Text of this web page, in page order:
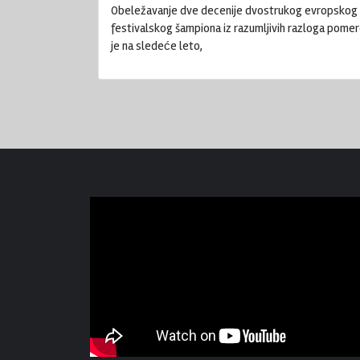
Obeležavanje dve decenije dvostrukog evropskog
festivalskog šampiona iz razumljivih razloga
je na sledeće leto,